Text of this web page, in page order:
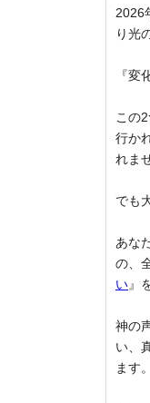
2026
り光
『変
この
行か
れま
でも
あな
の、
い 』
神の
い、
ます。